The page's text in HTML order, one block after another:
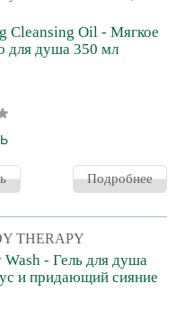
Cleansing Oil - Мягкое
для душа 350 мл
гидролипидную
антиоксидантным
чувствительной,
Подробнее
THERAPY
- Гель для душа
и придающий сияние